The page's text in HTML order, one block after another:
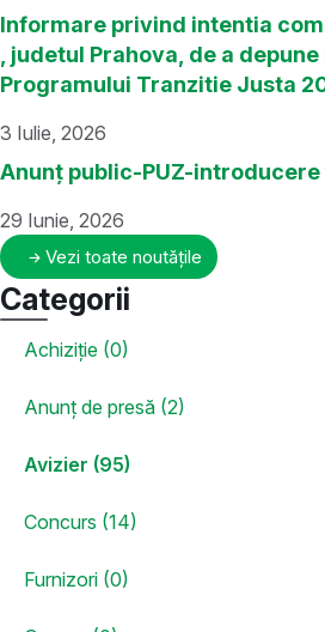
Informare privind intentia
, judetul Prahova, de a
Programului Tranzitie Justa
3 Iulie, 2026
Anunț public-PUZ-
29 Iunie, 2026
Vezi toate noutățile
Categorii
Achiziție (0)
Anunț de presă (2)
Avizier (95)
Concurs (14)
Furnizori (0)